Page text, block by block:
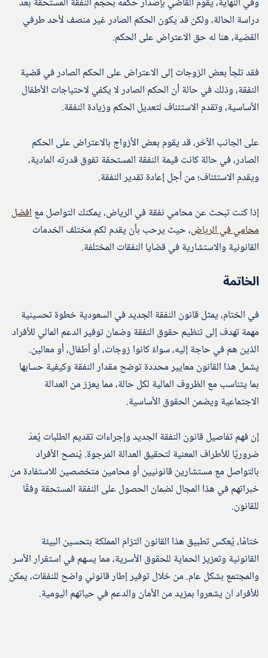
دراسة الحالة، ولكن قد يكون الحكم الصادر غير منصف لأحد طرفي
القضية، هنا له حق الاعتراض على الحكم.
فقد تلجأ بعض الزوجات إلى الاعتراض على الحكم الصادر في قضية
النفقة، وذلك في حالة أن الحكم الصادر لا يكفي لاحتياجات الأطفال
الأساسية، وتقدم الاستئناف لتعديل الحكم وزيادة النفقة.
على الجانب الآخر، قد يقوم بعض الأزواج بالاعتراض على الحكم
الصادر، في حالة كانت قيمة النفقة المستحقة تفوق قدرته المادية،
ويقدم الاستئناف؛ من أجل إعادة تقدير النفقة.
إذا كنت تبحث عن محامي نفقة في الرياض، يمكنك التواصل معافضل
محامي في الرياض، حيث يرحب بأن يقدم لكم مختلف الخدمات
القانونية والاستشارية في قضايا النفقات المختلفة.
الخاتمة
في الختام، يمثل قانون النفقة الجديد في السعودية خطوة تحسينية
مهمة تهدف إلى تنظيم حقوق النفقة وضمان توفير الدعم المالي للأفراد
الذين هم في حاجة إليه، سواءً كانوا زوجات، أو أطفال، أو معالين.
يشمل هذا القانون معايير محددة توضح مقدار النفقة وكيفية حسابها
بما يتناسب مع الظروف المالية لكل حالة، مما يعزز من العدالة
الاجتماعية ويضمن الحقوق الأساسية.
إن فهم تفاصيل قانون النفقة الجديد وإجراءات تقديم الطلبات يُعدّ
ضروريًا للأطراف المعنية لتحقيق العدالة المرجوة. يُنصح الأفراد
بالتواصل مع مستشارين قانونيين أو محامين متخصصين للاستفادة من
خبراتهم في هذا المجال لضمان الحصول على النفقة المستحقة وفقًا
للقانون.
ختامًا، يُعكس تطبيق هذا القانون التزام المملكة بتحسين البيئة
القانونية وتعزيز الحماية للحقوق الأسرية، مما يسهم في استقرار الأسر
والمجتمع بشكل عام. من خلال توفير إطار قانوني واضح للنفقات، يمكن
للأفراد ان يشعروا بمزيد من الأمان والدعم في حياتهم اليومية.